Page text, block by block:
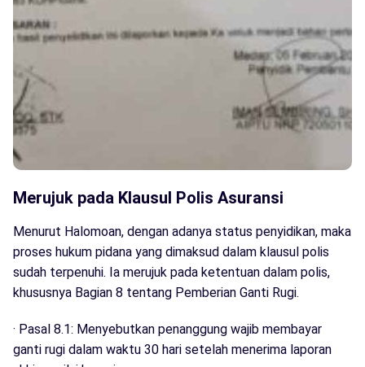
Merujuk pada Klausul Polis Asuransi
Menurut Halomoan, dengan adanya status penyidikan, maka
proses hukum pidana yang dimaksud dalam klausul polis
sudah terpenuhi. Ia merujuk pada ketentuan dalam polis,
khususnya Bagian 8 tentang Pemberian Ganti Rugi.
· Pasal 8.1: Menyebutkan penanggung wajib membayar
ganti rugi dalam waktu 30 hari setelah menerima laporan